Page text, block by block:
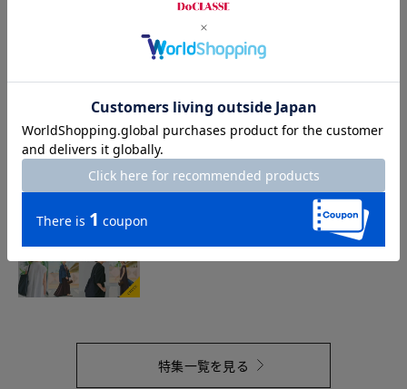
2026.7.9
2026.7.2
特集一覧を見る